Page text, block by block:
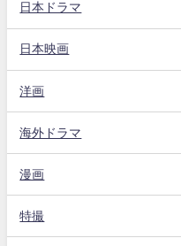
日本ドラマ
日本映画
洋画
海外ドラマ
漫画
特撮